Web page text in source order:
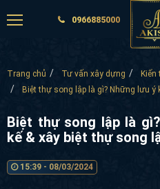
0966885000
Trang chủ Tư vấn xây dựng
Kiến
Biệt thự song lập là gì? Những lưu ý
Biệt thự song lập là
thiết kế & xây biệt thự
15:39 - 08/03/2024